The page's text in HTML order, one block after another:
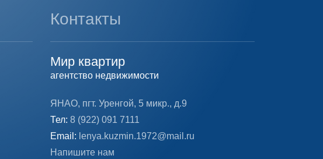
Контакты
Мир квартир
агентство недвижимости
ЯНАО, пгт. Уренгой, 5 микр., д.9
Тел: 8 (922) 091 7111
Email: lenya.kuzmin.1972@mail.ru
Напишите нам